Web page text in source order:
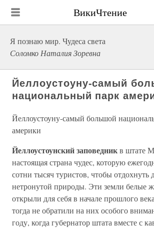
ВикиЧтение
Я познаю мир. Чудеса света
Соломко Наталия Зоревна
Йеллоустоуну-самый
национальный парк
Йеллоустоуну-самый большой
америки
Йеллоустоунский заповедникв штате
настоящая страна чудес, которую
сотни тысяч туристов, чтобы отдохнуть
нетронутой природы. Эти земли белые
открыли для себя в начале прошлого
тогда не обратили на них особого
году, когда губернатор штата вместе с